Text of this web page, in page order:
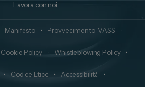
Lavora con noi
Manifesto • Provvedimento IVASS •
Cookie Policy • Whistleblowing Policy •
• Codice Etico • Accessibilità •